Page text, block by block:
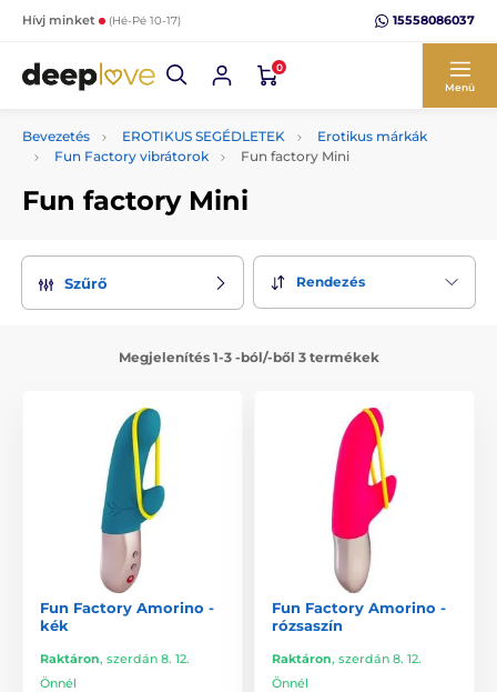
Hívj minket (Hé-Pé 10-17) 15558086037
0
Menü
Bevezetés EROTIKUS SEGÉDLETEK
Erotikus márkák
Fun Factory vibrátorok
Fun factory Mini
Fun factory Mini
Szűrő Rendezés
Megjelenítés 1-3 -ból/-ből 3 termékek
Fun Factory Amorino -
kék
Raktáron, szerdán 8. 12.
Önnél
Fun Factory Amorino -
rózsaszín
Raktáron, szerdán 8. 12.
Önnél